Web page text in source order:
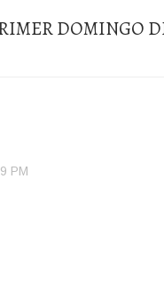
DOMINGO
PM